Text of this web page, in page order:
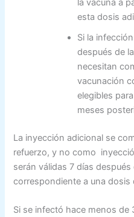
la vacuna a
esta dosis
Si la
después de
necesitan
vacunación
elegibles
meses
La inyección adicional se
refuerzo, y no como
serán válidas 7 días después
correspondiente a una dosis
Si se infectó hace menos de